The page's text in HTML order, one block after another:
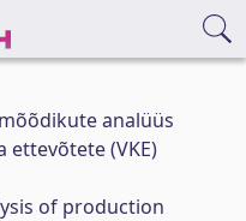
analüüs
ettevõtete (VKE)
of production